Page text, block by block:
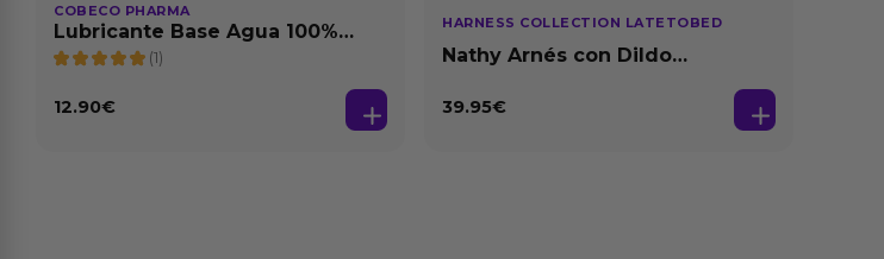
COBECO PHARMA
Lubricante Base Agua 100%
Natural 125 ml
(1)
12.90€
HARNESS COLLECTION LATETOBED
Nathy Arnés con Dildo
39.95€